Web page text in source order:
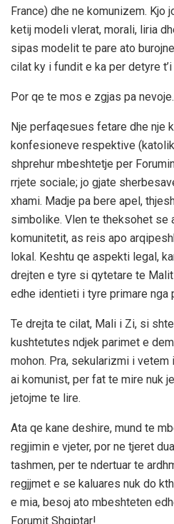
France) dhe ne komunizem. Kjo
ketij modeli vlerat, morali, liria
sipas modelit te pare ato
cilat ky i fundit e ka per detyre
Por qe te mos e zgjas pa
Nje perfaqesues fetare dhe nje
konfesioneve respektive
shprehur mbeshtetje per
rrjete sociale; jo gjate
xhami. Madje pa bere apel,
simbolike. Vlen te theksohet se
komunitetit, as reis apo
lokal. Keshtu qe aspekti legal,
drejten e tyre si qytetare te
edhe identieti i tyre primare nga
Te drejta te cilat, Mali i Zi, si
kushtetutes ndjek parimet e
mohon. Pra, sekularizmi i
ai komunist, per fat te mire nuk
jetojme te lire.
Ata qe kane deshire, mund te
regjimin e vjeter, por ne tjeret
tashmen, per te ndertuar te
regjjmet e se kaluares nuk do
e mia, besoj ato mbeshteten
Forumit Shqiptar!